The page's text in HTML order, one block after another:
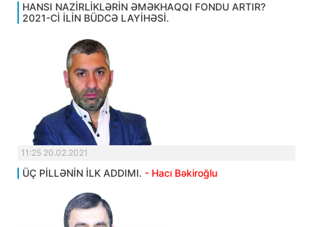
HANSI NAZİRLİKLƏRİN ƏMƏKHAQQI FONDU ARTIR?
2021-Cİ İLİN BÜDCƏ LAYİHƏSİ.
11:25 20.02.2021
ÜÇ PİLLƏNİN İLK ADDIMI. - Hacı Bəkiroğlu